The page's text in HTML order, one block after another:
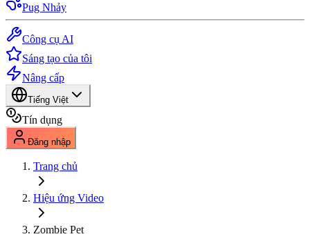
Pug Nhảy
Công cụ AI
Sáng tạo của tôi
Nâng cấp
Tiếng Việt
Tín dụng
Đăng nhập
Trang chủ
Hiệu ứng Video
Zombie Pet